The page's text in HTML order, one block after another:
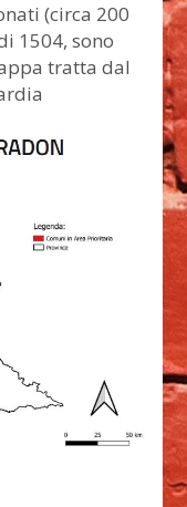
(circa 200
1504, sono
tratta dal